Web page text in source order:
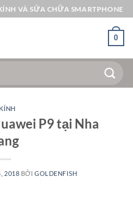
VÀ SỬA CHỮA SMARTPHONE
0
P9 tại Nha
2018 BỞIGOLDENFISH